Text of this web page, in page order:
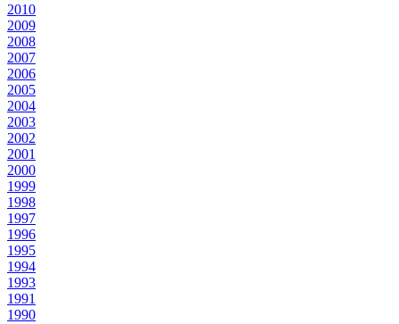
2010
2009
2008
2007
2006
2005
2004
2003
2002
2001
2000
1999
1998
1997
1996
1995
1994
1993
1991
1990